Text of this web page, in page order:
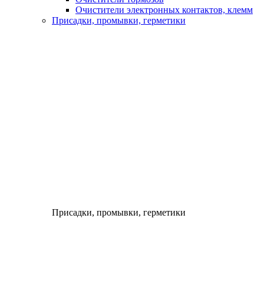
Очистители электронных контактов, клемм
Присадки, промывки, герметики
Присадки, промывки, герметики